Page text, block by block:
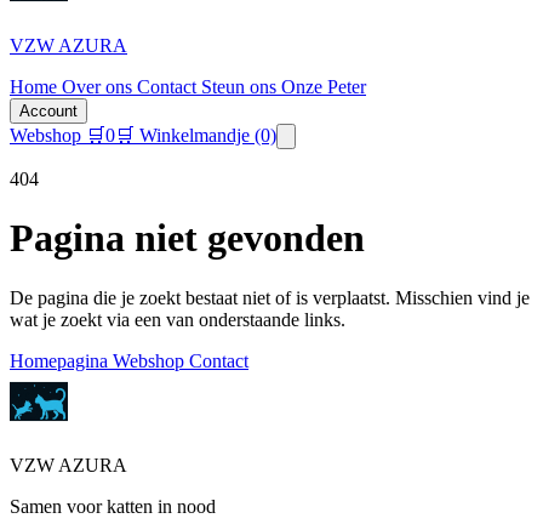
VZW AZURA
Home Over ons Contact Steun ons Onze Peter
Account
Webshop 🛒0🛒 Winkelmandje (0)
404
Pagina niet gevonden
De pagina die je zoekt bestaat niet of is verplaatst. Misschien vind je
wat je zoekt via een van onderstaande links.
Homepagina Webshop Contact
VZW AZURA
Samen voor katten in nood